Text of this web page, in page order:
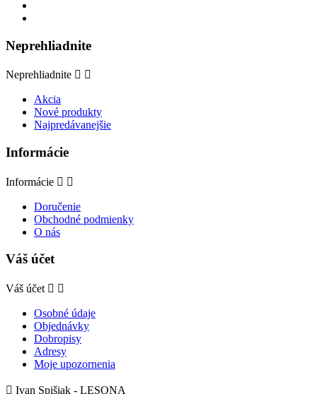
Neprehliadnite
Neprehliadnite  
Akcia
Nové produkty
Najpredávanejšie
Informácie
Informácie  
Doručenie
Obchodné podmienky
O nás
Váš účet
Váš účet  
Osobné údaje
Objednávky
Dobropisy
Adresy
Moje upozornenia
 Ivan Spišiak - LESONA